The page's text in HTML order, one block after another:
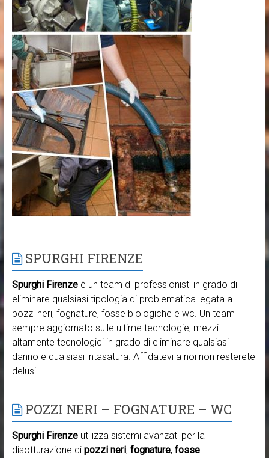
SPURGHI FIRENZE
Spurghi Firenzeè un team di professionisti in grado di
eliminare qualsiasi tipologia di problematica legata a
pozzi neri, fognature, fosse biologiche e wc. Un team
sempre aggiornato sulle ultime tecnologie, mezzi
altamente tecnologici in grado di eliminare qualsiasi
danno e qualsiasi intasatura. Affidatevi a noi non resterete
delusi
POZZI NERI – FOGNATURE – WC
Spurghi Firenzeutilizza sistemi avanzati per la
disotturazione di pozzi neri, fognature, fosse